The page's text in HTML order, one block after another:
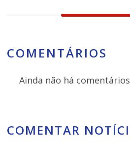
COMENTÁRIOS
Ainda não há
COMENTAR